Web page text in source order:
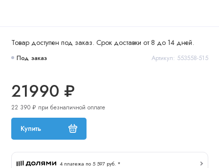
Товар доступен под заказ. Срок доставки от 8 до 14 дней.
Под заказ Артикул: 553558-515
21990 ₽
22 390 ₽ при безналичной оплате
Купить
4 платежа по 5 597 руб. *